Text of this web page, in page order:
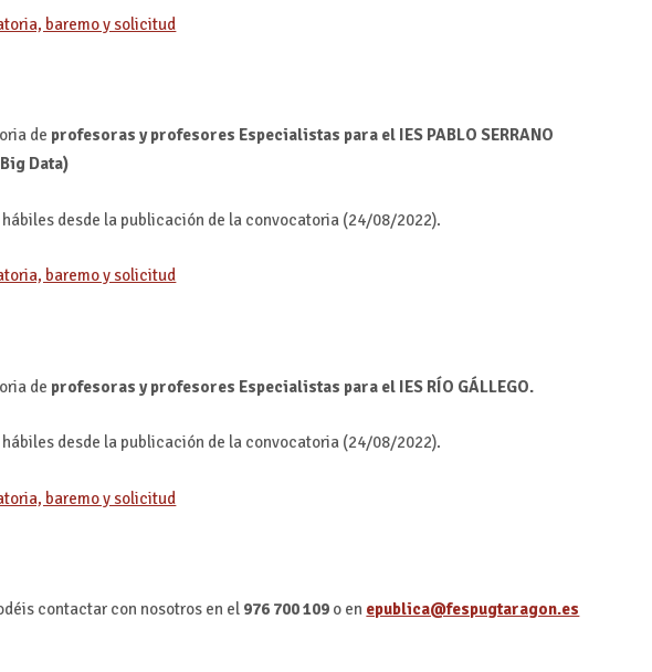
baremo y solicitud
de profesoras y profesores Especialistas para el IES PABLO SERRANO
Data)
hábiles desde la publicación de la convocatoria (24/08/2022).
baremo y solicitud
de profesoras y profesores Especialistas para el IES RÍO GÁLLEGO.
hábiles desde la publicación de la convocatoria (24/08/2022).
baremo y solicitud
contactar con nosotros en el 976 700 109 o en epublica@fespugtaragon.es